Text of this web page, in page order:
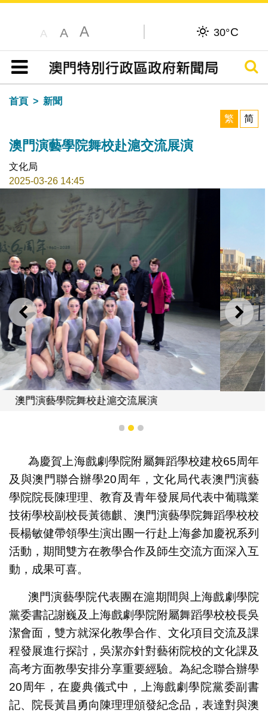
A A A 30°C
目錄
搜尋
首頁
新聞
繁
简
澳門演藝學院舞校赴滬交流展演
文化局
2025-03-26 14:45
上一則 下一
澳門演藝學院舞校赴滬交流展演
1 2 3
為慶賀上海戲劇學院附屬舞蹈學校建校65周年
及與澳門聯合辦學20周年，文化局代表澳門演藝
學院院長陳理理、教育及青年發展局代表中葡職業
技術學校副校長黃德麒、澳門演藝學院舞蹈學校校
長楊敏健帶領學生演出團一行赴上海參加慶祝系列
活動，期間雙方在教學合作及師生交流方面深入互
動，成果可喜。
澳門演藝學院代表團在滬期間與上海戲劇學院
黨委書記謝巍及上海戲劇學院附屬舞蹈學校校長吳
潔會面，雙方就深化教學合作、文化項目交流及課
程發展進行探討，吳潔亦針對藝術院校的文化課及
高考方面教學安排分享重要經驗。為紀念聯合辦學
20周年，在慶典儀式中，上海戲劇學院黨委副書
記、院長黃昌勇向陳理理頒發紀念品，表達對與澳